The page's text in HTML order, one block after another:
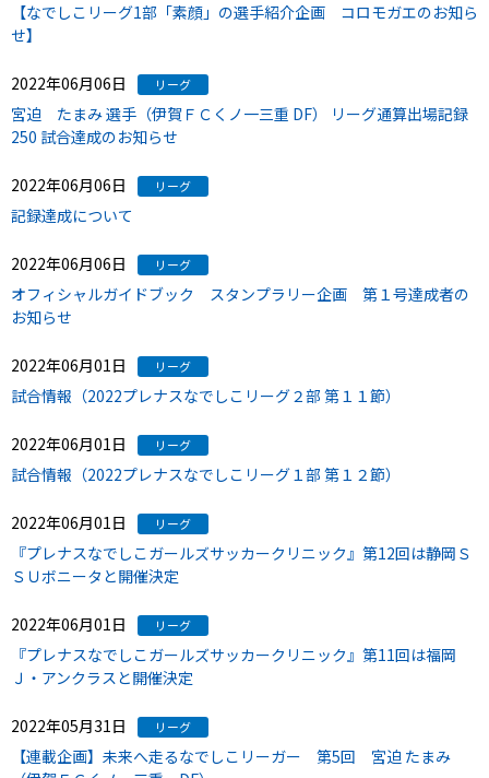
【なでしこリーグ1部「素顔」の選手紹介企画 コロモガエのお知ら
せ】
2022年06月06日 リーグ
宮迫 たまみ 選手（伊賀ＦＣくノ一三重 DF） リーグ通算出場記録
250 試合達成のお知らせ
2022年06月06日 リーグ
記録達成について
2022年06月06日 リーグ
オフィシャルガイドブック スタンプラリー企画 第１号達成者の
お知らせ
2022年06月01日 リーグ
試合情報（2022プレナスなでしこリーグ２部 第１１節）
2022年06月01日 リーグ
試合情報（2022プレナスなでしこリーグ１部 第１２節）
2022年06月01日 リーグ
『プレナスなでしこガールズサッカークリニック』第12回は静岡Ｓ
ＳＵボニータと開催決定
2022年06月01日 リーグ
『プレナスなでしこガールズサッカークリニック』第11回は福岡
Ｊ・アンクラスと開催決定
2022年05月31日 リーグ
【連載企画】未来へ走るなでしこリーガー 第5回 宮迫 たまみ